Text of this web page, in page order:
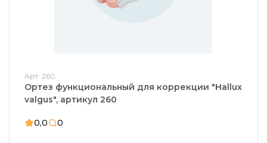
Арт: 260
Ортез функциональный для коррекции "Hallux
valgus", артикул 260
0,0 0